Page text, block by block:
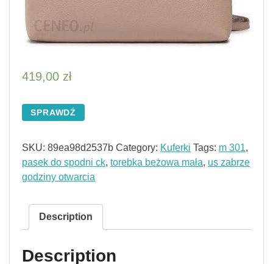
419,00 zł
SPRAWDŹ
SKU: 89ea98d2537b Category: Kuferki Tags: m 301,
pasek do spodni ck, torebka beżowa mała, us zabrze
godziny otwarcia
Description
Description